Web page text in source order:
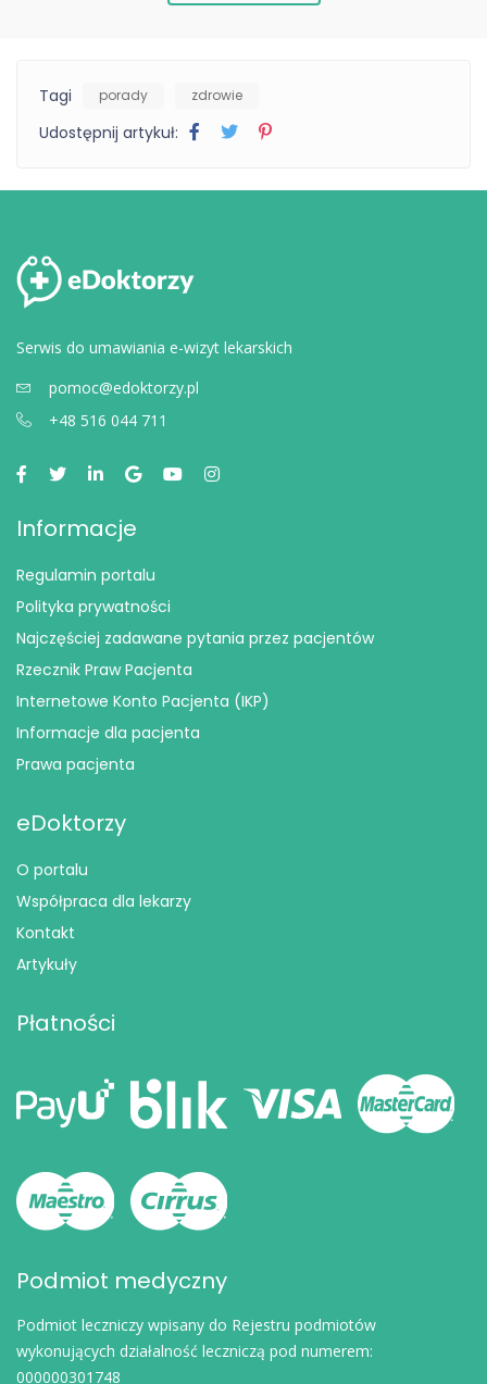
Tagi porady zdrowie
Udostępnij artykuł:
Serwis do umawiania e-wizyt lekarskich
pomoc@edoktorzy.pl
+48 516 044 711
Informacje
Regulamin portalu
Polityka prywatności
Najczęściej zadawane pytania przez pacjentów
Rzecznik Praw Pacjenta
Internetowe Konto Pacjenta (IKP)
Informacje dla pacjenta
Prawa pacjenta
eDoktorzy
O portalu
Współpraca dla lekarzy
Kontakt
Artykuły
Płatności
Podmiot medyczny
Podmiot leczniczy wpisany do Rejestru podmiotów
wykonujących działalność leczniczą pod numerem:
000000301748